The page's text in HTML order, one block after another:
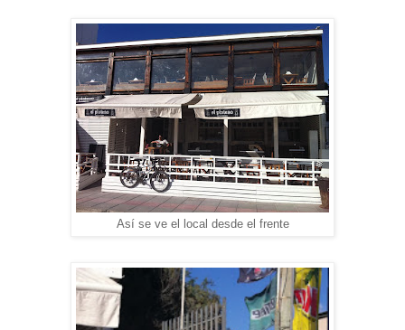
Así se ve el local desde el frente